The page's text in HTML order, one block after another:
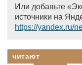
Или добавьте
источники на
https://yandex.ru/
читают